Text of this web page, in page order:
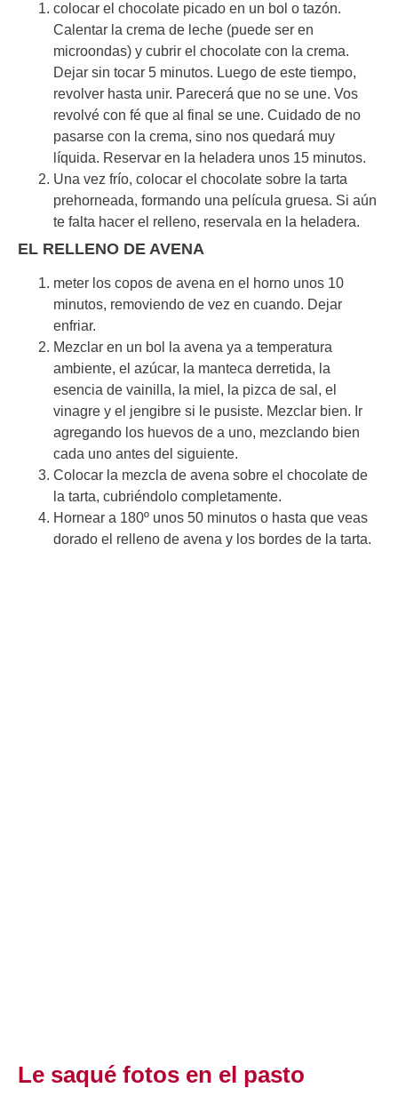
colocar el chocolate picado en un bol o tazón.
Calentar la crema de leche (puede ser en
microondas) y cubrir el chocolate con la crema.
Dejar sin tocar 5 minutos. Luego de este tiempo,
revolver hasta unir. Parecerá que no se une. Vos
revolvé con fé que al final se une. Cuidado de no
pasarse con la crema, sino nos quedará muy
líquida. Reservar en la heladera unos 15 minutos.
Una vez frío, colocar el chocolate sobre la tarta
prehorneada, formando una película gruesa. Si aún
te falta hacer el relleno, reservala en la heladera.
EL RELLENO DE AVENA
meter los copos de avena en el horno unos 10
minutos, removiendo de vez en cuando. Dejar
enfriar.
Mezclar en un bol la avena ya a temperatura
ambiente, el azúcar, la manteca derretida, la
esencia de vainilla, la miel, la pizca de sal, el
vinagre y el jengibre si le pusiste. Mezclar bien. Ir
agregando los huevos de a uno, mezclando bien
cada uno antes del siguiente.
Colocar la mezcla de avena sobre el chocolate de
la tarta, cubriéndolo completamente.
Hornear a 180º unos 50 minutos o hasta que veas
dorado el relleno de avena y los bordes de la tarta.
Le saqué fotos en el pasto